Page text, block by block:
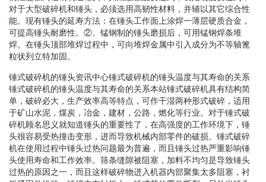
对于大型破碎机和锤头，必须选用高韧性材料，并辅以其它综合性
能。现有锤头的延寿方法：在锤头工作面上涂焊一薄层硬质合金，
可提高锤头耐磨性。②、锰钢制的锤头磨损后，可用锰钢焊条堆
焊。在锤头顶部堆焊过程中，可向堆焊金属中引入成分为不等轴篦
粒状列立特加固。
锤式破碎机的锤头资讯中心锤式破碎机的锤头温度与其寿命的关系
锤式破碎机的锤头温度与其寿命的关系本站锤式破碎机具有结构简
单，破碎必大，生产效率高等特点，可作干湿两种形式破碎，适用
于矿山水泥，煤炭，冶金，建材，公路，燃化等行业。对于锤式破
碎机顾名思义就知道锤头的重要性了，在高强度的工作环境下，锤
头很容易受热撞击变形，进而导致机械内部零件的破损。锤式破碎
机在使用过程中锤头过热问题最为普遍，而且锤头过热严重影响锤
头使用寿命和工作效率。筛条缝隙被阻塞，加料不均匀是导致锤头
过热的原因之一，而且这样破碎物进入机器内部聚集太多阻塞，衬